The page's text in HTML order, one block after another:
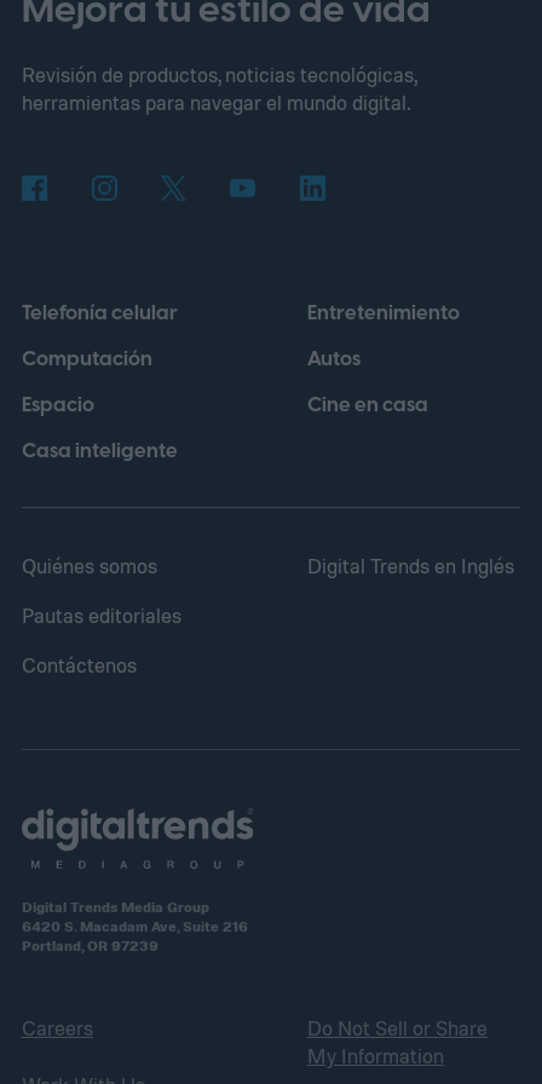
presentado en 1966 y considerado uno de
los primeros superdeportivos modernos
con motor central trasero. En su versión
CV y podía superar los 290 km/h, cifras que
Revisión de productos, noticias tecnológicas,
herramientas para navegar el mundo digital.
Telefonía celular
Computación
Espacio
Casa inteligente
Entretenimiento
Autos
Cine en casa
Quiénes somos
Pautas editoriales
Contáctenos
Digital Trends en Inglés
Digital Trends Media Group
6420 S. Macadam Ave, Suite 216
Portland, OR 97239
Careers
Do Not Sell or Share
My Information